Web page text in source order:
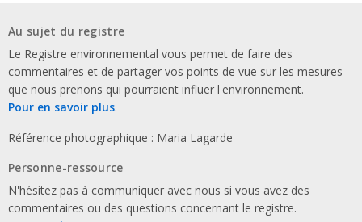
Au sujet du registre
Le Registre environnemental vous permet de faire des
commentaires et de partager vos points de vue sur les mesures
que nous prenons qui pourraient influer l'environnement.
Pour en savoir plus.
Référence photographique : Maria Lagarde
Personne-ressource
N'hésitez pas à communiquer avec nous si vous avez des
commentaires ou des questions concernant le registre.